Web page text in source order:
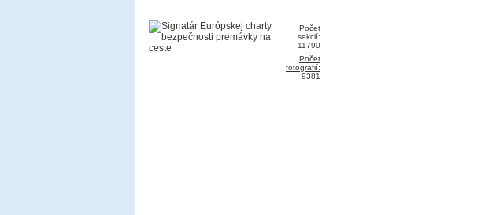
Počet
sekcií:
11790
Počet
fotografií:
9381